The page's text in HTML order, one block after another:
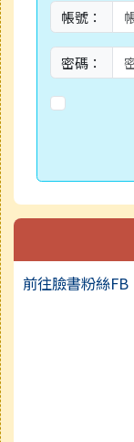
帳號：
密碼：
前往臉書粉絲FB